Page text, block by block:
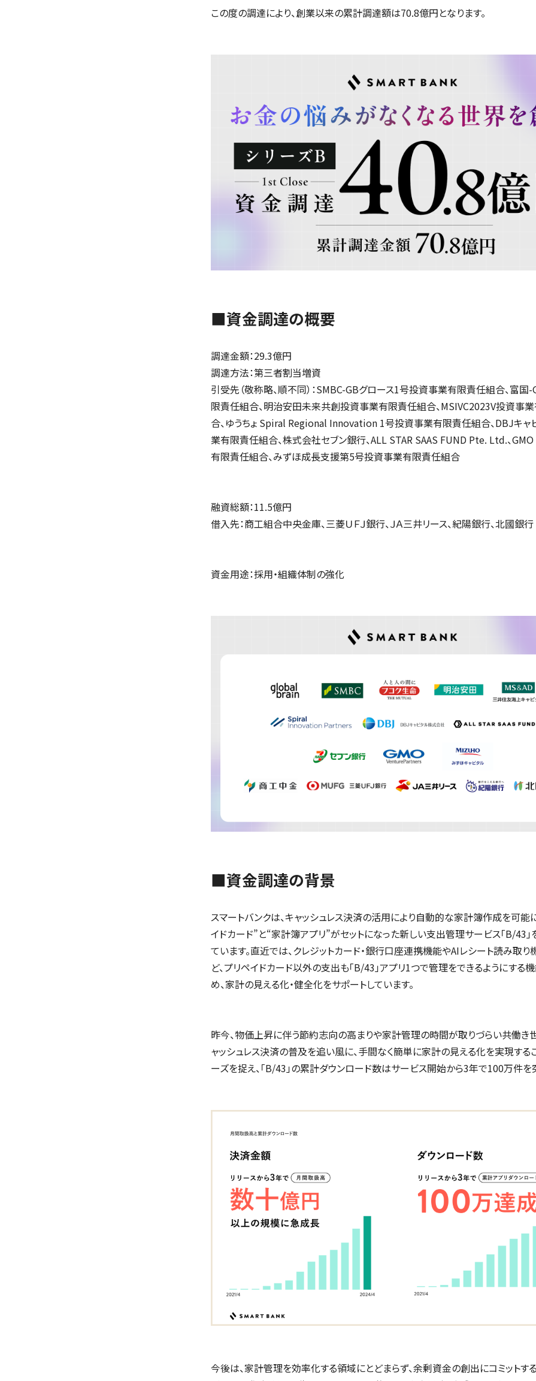
この度の調達により、創業以来の累計調達額は70.8億円となります。
■資金調達の概要
調達金額：29.3億円
調達方法：第三者割当増資
引受先（敬称略、順不同）：SMBC-GBグロース1号投資事業有限責任組合、富
限責任組合、明治安田未来共創投資事業有限責任組合、MSIVC2023V投資事
合、ゆうち​​ょ Spiral Regional Innovation 1号投資事業有限責任組合、DBJキャ
業有限責任組合、株式会社セブン銀行、ALL STAR SAAS FUND Pte. Ltd.、
有限責任組合、みずほ成長支援第5号投資事業有限責任組合
融資総額：11.5億円
借入先：商工組合中央金庫、三菱ＵＦＪ銀行、ＪＡ三井リース、紀陽銀行、北國銀行
資金用途：採用・組織体制の強化
■資金調達の背景
スマートバンクは、キャッシュレス決済の活用により自動的な家計簿作成を可能
イドカード”と“家計簿アプリ”がセットになった新しい支出管理サービス「B/43」
ています。直近では、クレジットカード・銀行口座連携機能やAIレシート読み取
ど、プリペイドカード以外の支出も「B/43」アプリ1つで管理をできるようにする
め、家計の見える化・健全化をサポートしています。
昨今、物価上昇に伴う節約志向の高まりや家計管理の時間が取りづらい共働き
ャッシュレス決済の普及を追い風に、手間なく簡単に家計の見える化を実現する
ーズを捉え、「B/43」の累計ダウンロード数はサービス開始から3年で100万件を
今後は、家計管理を効率化する領域にとどまらず、余剰資金の創出にコミットす